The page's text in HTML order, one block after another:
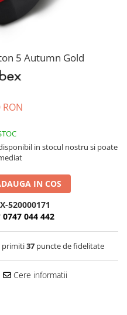
5 Autumn Gold
in stocul nostru si poate
IN COS
520000171
0747 044 442
primiti37puncte de fidelitate
Cere informatii